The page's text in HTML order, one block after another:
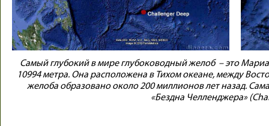
Самый глубокий в мире глубоководный желоб – это
10994 метра. Она расположена в Тихом океане, между
желоба образовано около 200 миллионов лет назад.
«Бездна Челленджера»